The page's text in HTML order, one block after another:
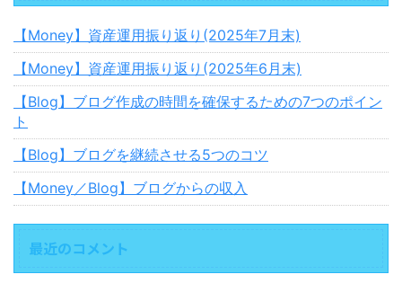
【Money】資産運用振り返り(2025年7月末)
【Money】資産運用振り返り(2025年6月末)
【Blog】ブログ作成の時間を確保するための7つのポイン
ト
【Blog】ブログを継続させる5つのコツ
【Money／Blog】ブログからの収入
最近のコメント